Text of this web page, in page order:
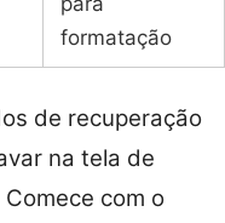
formatação
de recuperação
na tela de
com o